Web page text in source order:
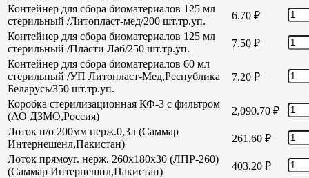
Контейнер для сбора биоматериалов 125 мл
стерильный /Литопласт-мед/200 шт.тр.уп.
6.70 ₽
Контейнер для сбора биоматериалов 125 мл
стерильный /Пласти Лаб/250 шт.тр.уп.
7.50 ₽
Контейнер для сбора биоматериалов 60 мл
стерильный /УП Литопласт-Мед,Республика
Беларусь/350 шт.тр.уп.
7.20 ₽
Коробка стерилизационная КФ-3 с фильтром
(АО ДЗМО,Россия)
2,090.70 ₽
Лоток п/о 200мм нерж.0,3л (Саммар
Интернешенл,Пакистан)
261.60 ₽
Лоток прямоуг. нерж. 260х180х30 (ЛПР-260)
(Саммар Интернешнл,Пакистан)
403.20 ₽